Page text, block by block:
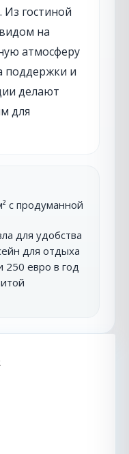
гостиной
на
атмосферу
поддержки и
делают
для
с продуманной
для удобства
для отдыха
250 евро в год